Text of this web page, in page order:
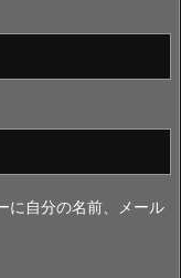
に自分の名前、メール